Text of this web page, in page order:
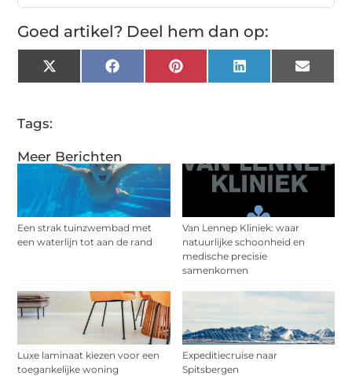
Meer Berichten
Een strak tuinzwembad met
een waterlijn tot aan de rand
Van Lennep Kliniek: waar
natuurlijke schoonheid en
medische precisie
samenkomen
Luxe laminaat kiezen voor een
toegankelijke woning
Expeditiecruise naar
Spitsbergen
Goed artikel? Deel hem dan op:
X
(Twitter)
FacebookPinterestLinkedInEmail
Tags: